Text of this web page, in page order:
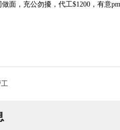
面，充公勿擾，代工$1200，有意pm